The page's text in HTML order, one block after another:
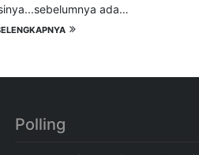
ada…
Polling